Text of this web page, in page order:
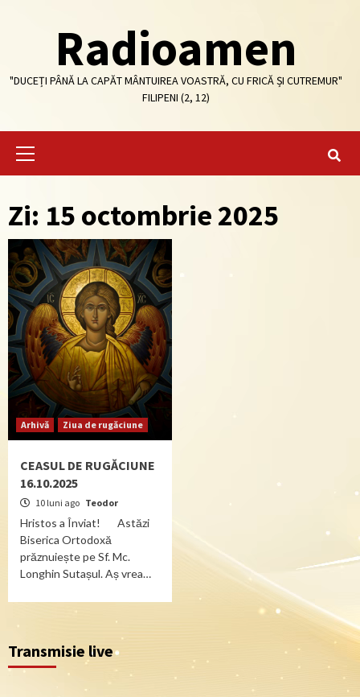
Radioamen
"DUCEȚI PÂNĂ LA CAPĂT MÂNTUIREA VOASTRĂ, CU FRICĂ ȘI CUTREMUR"
FILIPENI (2, 12)
Primary
Zi: 15 octombrie 2025
Arhivă Ziua de rugăciune
CEASUL DE RUGĂCIUNE
16.10.2025
10 luni ago Teodor
Hristos a Înviat! Astăzi
Biserica Ortodoxă
prăznuiește pe Sf. Mc.
Longhin Sutașul. Aș vrea…
Transmisie live